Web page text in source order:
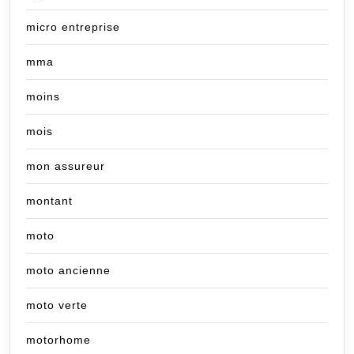
micro entreprise
mma
moins
mois
mon assureur
montant
moto
moto ancienne
moto verte
motorhome